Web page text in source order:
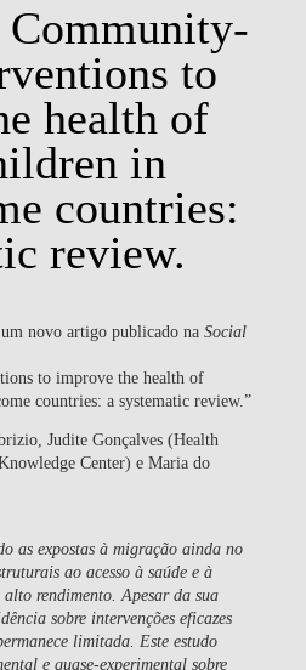
to
health of
in
countries:
review.
novo artigo publicado na Social
to improve the health of
countries: a systematic review.”
Judite Gonçalves (Health
Center) e Maria do
as expostas à migração ainda no
ao acesso à saúde e à
rendimento. Apesar da sua
sobre intervenções eficazes
limitada. Este estudo
e quase-experimental sobre